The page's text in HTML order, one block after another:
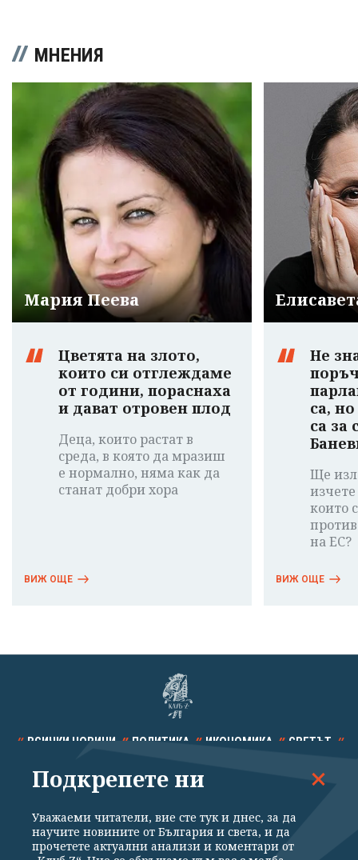
МНЕНИЯ
Мария Пеева
Цветята на злото,
които си отглеждаме
от години, пораснаха
и дават отровен плод
Деца, които растат в
среда, в която да мразиш
е нормално, няма как да
станат добри хора
ВИЖ ОЩЕ
Не
са,
са за
Ще
които
на ЕС?
ВИЖ ОЩЕ
ВСИЧКИ НОВИНИ ПОЛИТИКА ИКОНОМИКА СВЕТЪТ
СПОРТ КУЛТУРА ТЕХНОЛОГИИ КАЛЕЙДОСКОП
Подкрепете ни
Уважаеми читатели, вие сте тук и днес, за да
научите новините от България и света, и да
прочетете актуални анализи и коментари от